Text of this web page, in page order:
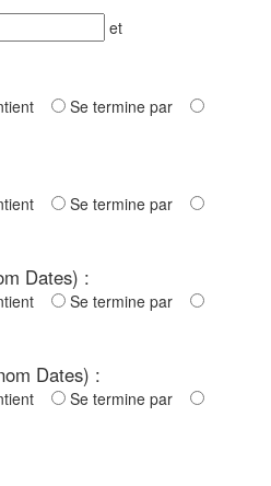
et
Se termine par
Se termine par
Dates) :
Se termine par
Dates) :
Se termine par